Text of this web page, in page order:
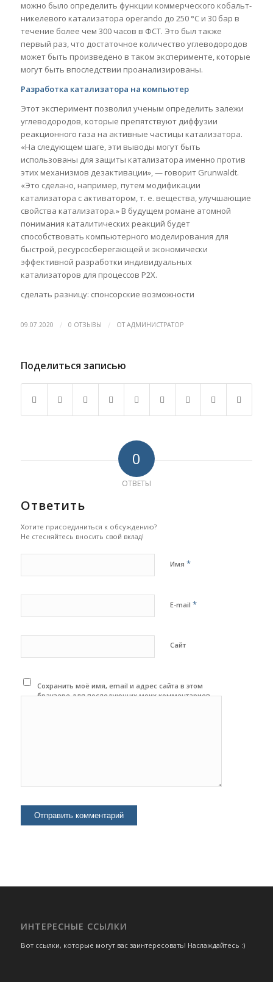
можно было определить функции коммерческого кобальт-
никелевого катализатора operando до 250 °C и 30 бар в
течение более чем 300 часов в ФСТ. Это был также
первый раз, что достаточное количество углеводородов
может быть произведено в таком эксперименте, которые
могут быть впоследствии проанализированы.
Разработка катализатора на компьютер
Этот эксперимент позволил ученым определить залежи
углеводородов, которые препятствуют диффузии
реакционного газа на активные частицы катализатора.
«На следующем шаге, эти выводы могут быть
использованы для защиты катализатора именно против
этих механизмов дезактивации», — говорит Grunwaldt.
«Это сделано, например, путем модификации
катализатора с активатором, т. е. вещества, улучшающие
свойства катализатора.» В будущем романе атомной
понимания каталитических реакций будет
способствовать компьютерного моделирования для
быстрой, ресурсосберегающей и экономически
эффективной разработки индивидуальных
катализаторов для процессов Р2Х.
сделать разницу: спонсорские возможности
09.07.2020 / 0 ОТЗЫВЫ / ОТАДМИНИСТРАТОР
Поделиться записью
0
ОТВЕТЫ
Ответить
Хотите присоединиться к обсуждению?
Не стесняйтесь вносить свой вклад!
Имя *
E-mail *
Сайт
Сохранить моё имя, email и адрес сайта в этом
браузере для последующих моих комментариев.
ИНТЕРЕСНЫЕ ССЫЛКИ
Вот ссылки, которые могут вас заинтересовать! Наслаждайтесь :)